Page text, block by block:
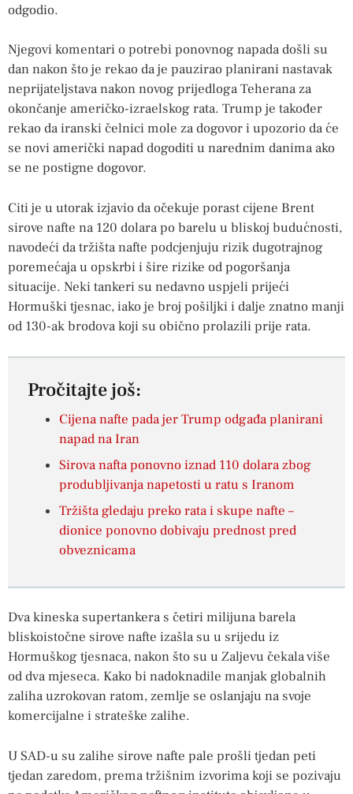
odgodio.
Njegovi komentari o potrebi ponovnog napada došli su
dan nakon što je rekao da je pauzirao planirani nastavak
neprijateljstava nakon novog prijedloga Teherana za
okončanje američko-izraelskog rata. Trump je također
rekao da iranski čelnici mole za dogovor i upozorio da će
se novi američki napad dogoditi u narednim danima ako
se ne postigne dogovor.
Citi je u utorak izjavio da očekuje porast cijene Brent
sirove nafte na 120 dolara po barelu u bliskoj budućnosti,
navodeći da tržišta nafte podcjenjuju rizik dugotrajnog
poremećaja u opskrbi i šire rizike od pogoršanja
situacije. Neki tankeri su nedavno uspjeli prijeći
Hormuški tjesnac, iako je broj pošiljki i dalje znatno manji
od 130-ak brodova koji su obično prolazili prije rata.
Pročitajte još:
Cijena nafte pada jer Trump odgađa planirani
napad na Iran
Sirova nafta ponovno iznad 110 dolara zbog
produbljivanja napetosti u ratu s Iranom
Tržišta gledaju preko rata i skupe nafte –
dionice ponovno dobivaju prednost pred
obveznicama
Dva kineska supertankera s četiri milijuna barela
bliskoistočne sirove nafte izašla su u srijedu iz
Hormuškog tjesnaca, nakon što su u Zaljevu čekala više
od dva mjeseca. Kako bi nadoknadile manjak globalnih
zaliha uzrokovan ratom, zemlje se oslanjaju na svoje
komercijalne i strateške zalihe.
U SAD-u su zalihe sirove nafte pale prošli tjedan peti
tjedan zaredom, prema ⁠tržišnim izvorima ​koji se pozivaju